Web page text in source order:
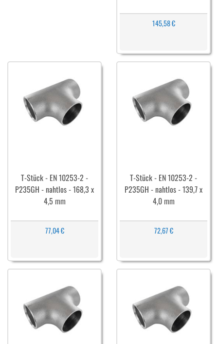
145,58 €
T-Stück - EN 10253-2 -
P235GH - nahtlos - 168,3 x
4,5 mm
77,04 €
T-Stück - EN 10253-2 -
P235GH - nahtlos - 139,7 x
4,0 mm
72,67 €